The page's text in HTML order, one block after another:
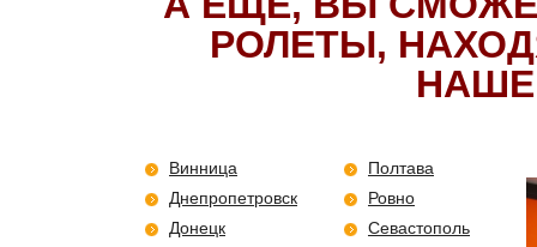
РОЛЕТЫ,
Винница
Днепропетровск
Донецк
Полтава
Ровно
Севастополь